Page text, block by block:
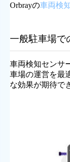
Orbrayの車両検
一般駐車場で
車両検知センサ
車場の運営を最
な効果が期待で